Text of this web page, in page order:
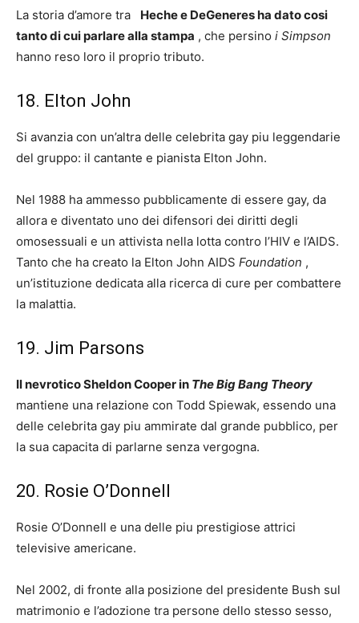
La storia d’amore tra Heche e DeGeneres ha dato cosi
tanto di cui parlare alla stampa , che persino i Simpson
hanno reso loro il proprio tributo.
18. Elton John
Si avanzia con un’altra delle celebrita gay piu leggendarie
del gruppo: il cantante e pianista Elton John.
Nel 1988 ha ammesso pubblicamente di essere gay, da
allora e diventato uno dei difensori dei diritti degli
omosessuali e un attivista nella lotta contro l’HIV e l’AIDS.
Tanto che ha creato la Elton John AIDS Foundation ,
un’istituzione dedicata alla ricerca di cure per combattere
la malattia.
19. Jim Parsons
Il nevrotico Sheldon Cooper in The Big Bang Theory
mantiene una relazione con Todd Spiewak, essendo una
delle celebrita gay piu ammirate dal grande pubblico, per
la sua capacita di parlarne senza vergogna.
20. Rosie O’Donnell
Rosie O’Donnell e una delle piu prestigiose attrici
televisive americane.
Nel 2002, di fronte alla posizione del presidente Bush sul
matrimonio e l’adozione tra persone dello stesso sesso,